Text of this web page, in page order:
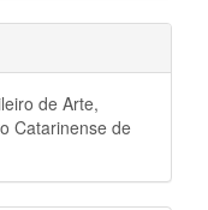
de Arte,
Catarinense de